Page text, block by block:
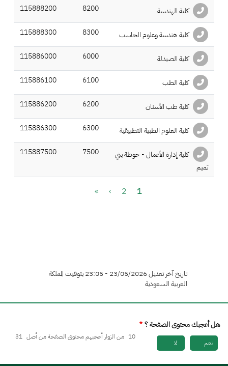
كلية الهندسة 8200
115888200
كلية هندسة وعلوم الحاسب 8300
115888300
كلية الصيدلة 6000
115886000
كلية الطب 6100
115886100
كلية طب الأسنان 6200
115886200
كلية العلوم الطبية التطبيقية 6300
115886300
كلية إدارة الأعمال - حوطة بني
تميم
7500
115887500
Current page
1 الصفحة
2 الصفحة التالية›
Last page
»
تاريخ آخر تعديل 23/05/2026 - 23:05 بتوقيت المملكة
العربية السعودية
هل أعجبك محتوى الصفحة ؟
نعم لا
10 من الزوار أعجبهم محتوى الصفحة من أصل 31